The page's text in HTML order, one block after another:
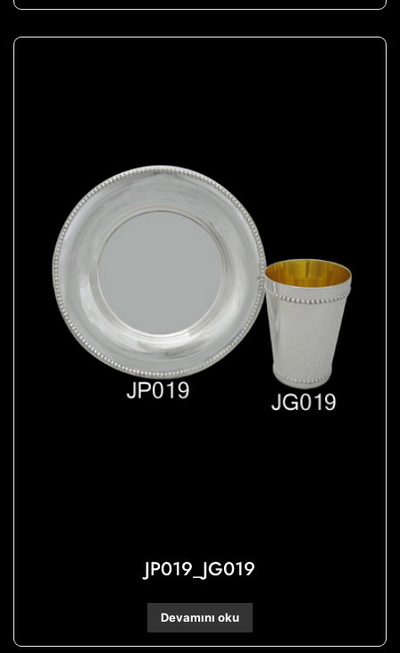
JP019_JG019
Devamını oku